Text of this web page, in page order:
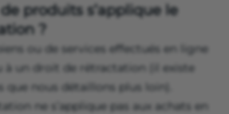
produits s’applique le
?
ou de services effectués en ligne
à un droit de rétractation (il existe
que nous détaillons plus loin).
ne s’applique pas aux achats en